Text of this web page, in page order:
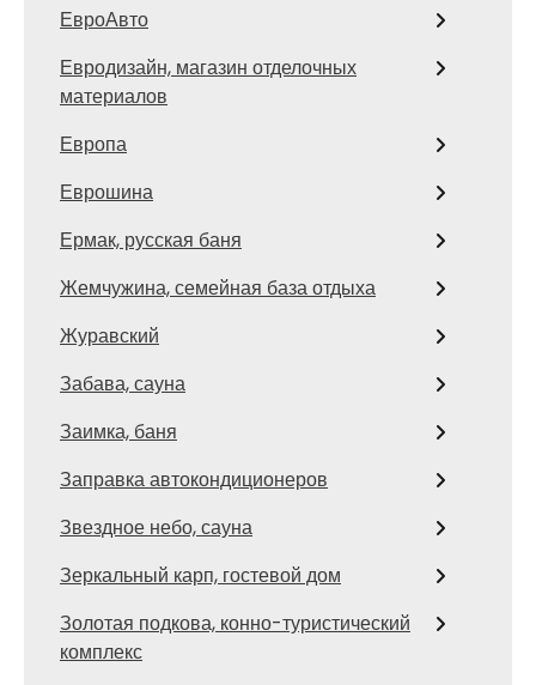
ЕвроАвто
Евродизайн, магазин отделочных
материалов
Европа
Еврошина
Ермак, русская баня
Жемчужина, семейная база отдыха
Журавский
Забава, сауна
Заимка, баня
Заправка автокондиционеров
Звездное небо, сауна
Зеркальный карп, гостевой дом
Золотая подкова, конно-туристический
комплекс